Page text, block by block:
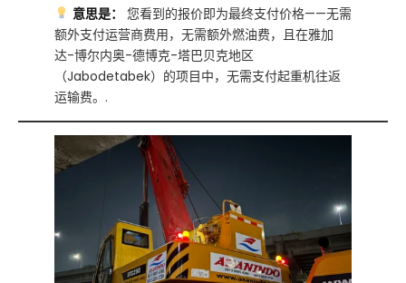
意思是：
您看到的报价即为最终支付价格——无需
额外支付运营商费用，无需额外燃油费，且在雅加
达-博尔内奥-德博克-塔巴贝克地区
（Jabodetabek）的项目中，无需支付起重机往返
运输费。.